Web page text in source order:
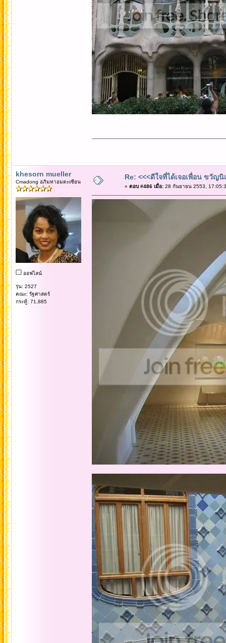
khesorn mueller
Cmadong อภิมหาอมตะเซียน
ออฟไลน์
รุ่น: 2527
คณะ: รัฐศาสตร์
กระทู้: 71,885
Re: <<<ดีใจที่ได้เจอเพื่อน ขวัญนิ
« ตอบ #486 เมื่อ:28 กันยายน 2553,